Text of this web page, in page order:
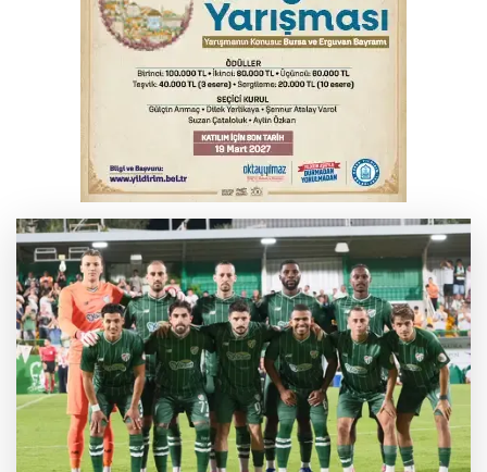
Bursa'da korkutan kazada 4 yaralı
Feci kaza yaşlı çifti hayattan kopardı
Yükseköğretim Kanununda değişiklik
Resmi Gazete'de